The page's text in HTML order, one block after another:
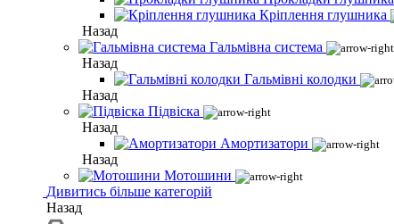
Кріплення глушника
Назад
Гальмівна система
Назад
Гальмівні колодки
Назад
Підвіска
Назад
Амортизатори
Назад
Мотошини
Дивитись більше категорій
Назад